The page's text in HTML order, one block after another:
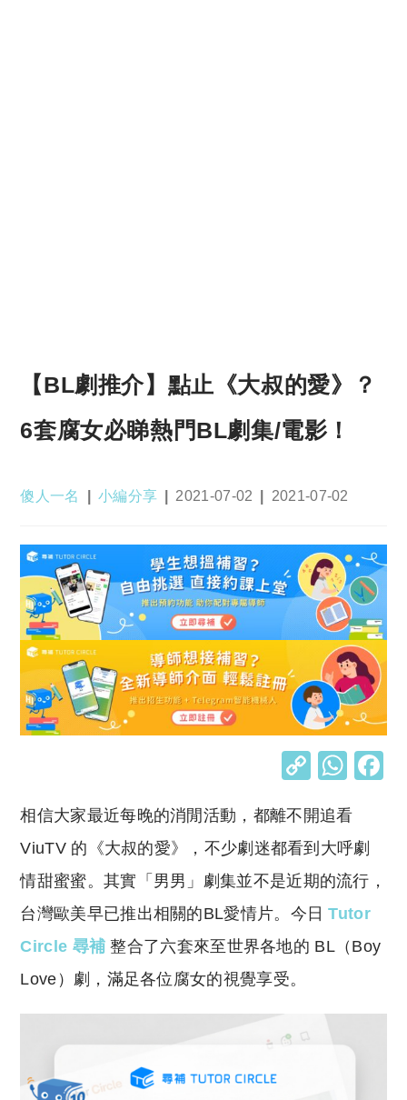
【BL劇推介】點止《大叔的愛》？
6套腐女必睇熱門BL劇集/電影！
Post
傻人一名
Post
小編分享
Post
2021-07-02
Post
2021-07-02
C
p
y
Li
n
k
W
at
s
A
p
p
相信大家最近每晚的消閒活動，都離不開追看
ViuTV 的《大叔的愛》，不少劇迷都看到大呼劇
情甜蜜蜜。其實「男男」劇集並不是近期的流行，
台灣歐美早已推出相關的BL愛情片。今日Tutor
Circle 尋補 整合了六套來至世界各地的 BL（Boy
Love）劇，滿足各位腐女的視覺享受。